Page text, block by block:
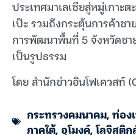
ประเทศมาเลเซียสู่หมู่เกาะต
เป๊ะ รวมถึงกระตุ้นการค้า
การพัฒนาพื้นที่ 5 จังหวัดชา
เป็นรูปธรรม
โดย สำนักข่าวอินโฟเควสท์
กระทรวงคมนาคม,ท่อง
ภาคใต้,อุโมงค์,โลจิสติก